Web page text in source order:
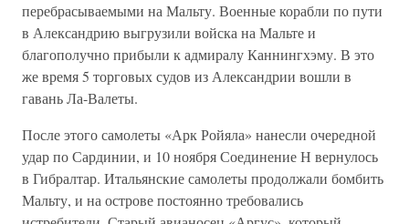
перебрасываемыми на Мальту. Военные корабли по пути
в Александрию выгрузили войска на Мальте и
благополучно прибыли к адмиралу Каннингхэму. В это
же время 5 торговых судов из Александрии вошли в
гавань Ла-Валеты.
После этого самолеты «Арк Ройяла» нанесли очередной
удар по Сардинии, и 10 ноября Соединение Н вернулось
в Гибралтар. Итальянские самолеты продолжали бомбить
Мальту, и на острове постоянно требовались